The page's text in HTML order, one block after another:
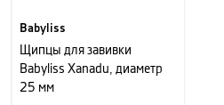
Babyliss
Щипцы для завивки
Babyliss Xanadu, диаметр
25 мм